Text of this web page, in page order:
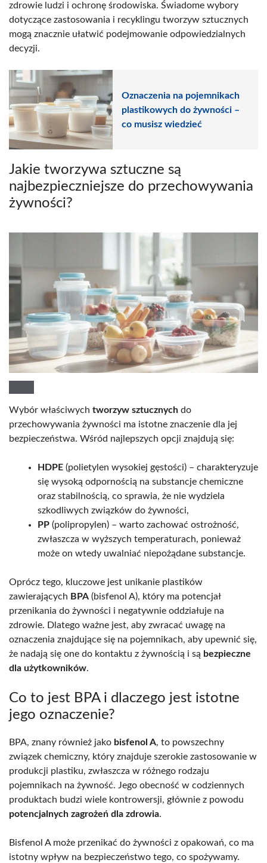
zdrowie ludzi i ochronę środowiska. Świadome wybory
dotyczące zastosowania i recyklingu tworzyw sztucznych
mogą znacznie ułatwić podejmowanie odpowiedzialnych
decyzji.
Oznaczenia na pojemnikach
plastikowych do żywności –
co musisz wiedzieć
Jakie tworzywa sztuczne są
najbezpieczniejsze do przechowywania
żywności?
Wybór właściwych tworzyw sztucznych do
przechowywania żywności ma istotne znaczenie dla jej
bezpieczeństwa. Wśród najlepszych opcji znajdują się:
HDPE (polietylen wysokiej gęstości) – charakteryzuje
się wysoką odpornością na substancje chemiczne
oraz stabilnością, co sprawia, że nie wydziela
szkodliwych związków do żywności,
PP (polipropylen) – warto zachować ostrożność,
zwłaszcza w wyższych temperaturach, ponieważ
może on wtedy uwalniać niepożądane substancje.
Oprócz tego, kluczowe jest unikanie plastików
zawierających BPA (bisfenol A), który ma potencjał
przenikania do żywności i negatywnie oddziałuje na
zdrowie. Dlatego ważne jest, aby zwracać uwagę na
oznaczenia znajdujące się na pojemnikach, aby upewnić się,
że nadają się one do kontaktu z żywnością i są bezpieczne
dla użytkowników.
Co to jest BPA i dlaczego jest istotne
jego oznaczenie?
BPA, znany również jako bisfenol A, to powszechny
związek chemiczny, który znajduje szerokie zastosowanie w
produkcji plastiku, zwłaszcza w różnego rodzaju
pojemnikach na żywność. Jego obecność w codziennych
produktach budzi wiele kontrowersji, głównie z powodu
potencjalnych zagrożeń dla zdrowia.
Bisfenol A może przenikać do żywności z opakowań, co ma
istotny wpływ na bezpieczeństwo tego, co spożywamy.